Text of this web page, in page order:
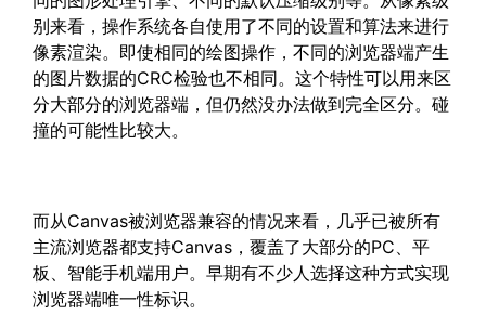
别来看，操作系统各自使用了不同的设置和算法来进行
像素渲染。即使相同的绘图操作，不同的浏览器端产生
的图片数据的CRC检验也不相同。这个特性可以用来区
分大部分的浏览器端，但仍然没办法做到完全区分。碰
撞的可能性比较大。
而从Canvas被浏览器兼容的情况来看，几乎已被所有
主流浏览器都支持Canvas，覆盖了大部分的PC、平
板、智能手机端用户。早期有不少人选择这种方式实现
浏览器端唯一性标识。